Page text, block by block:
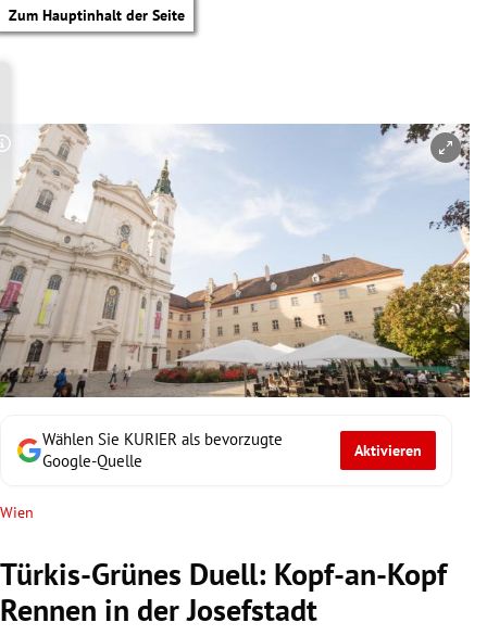
Zum Hauptinhalt der Seite
Untermenü
Untermenü
Untermenü
Untermenü
Wählen Sie KURIER als bevorzugte
Google-Quelle
Aktivieren
Wien
Türkis-Grünes Duell: Kopf-an-Kopf
Rennen in der Josefstadt
Copyright-Hinweis öffnen/schließen